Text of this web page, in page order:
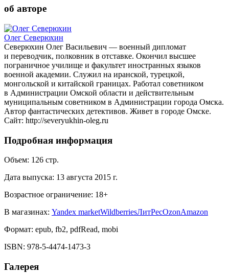
об авторе
Олег Северюхин
Северюхин Олег Васильевич — военный дипломат
и переводчик, полковник в отставке. Окончил высшее
пограничное училище и факультет иностранных языков
военной академии. Служил на иранской, турецкой,
монгольской и китайской границах. Работал советником
в Администрации Омской области и действительным
муниципальным советником в Администрации города Омска.
Автор фантастических детективов. Живет в городе Омске.
Сайт: http://severyukhin-oleg.ru
Подробная информация
Объем: 126 стр.
Дата выпуска: 13 августа 2015 г.
Возрастное ограничение: 18+
В магазинах: Yandex marketWildberriesЛитРесOzonAmazon
Формат: epub, fb2, pdfRead, mobi
ISBN: 978-5-4474-1473-3
Галерея